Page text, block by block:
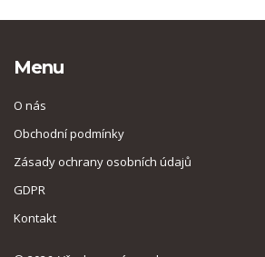
Menu
O nás
Obchodní podmínky
Zásady ochrany osobních údajů
GDPR
Kontakt